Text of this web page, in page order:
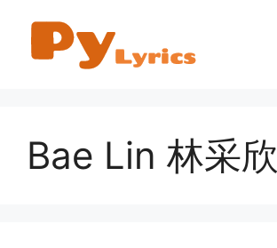
content
Bae Lin 林采欣